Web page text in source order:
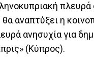
αναπτύξει η
ανησυχία για
(Κύπρος).